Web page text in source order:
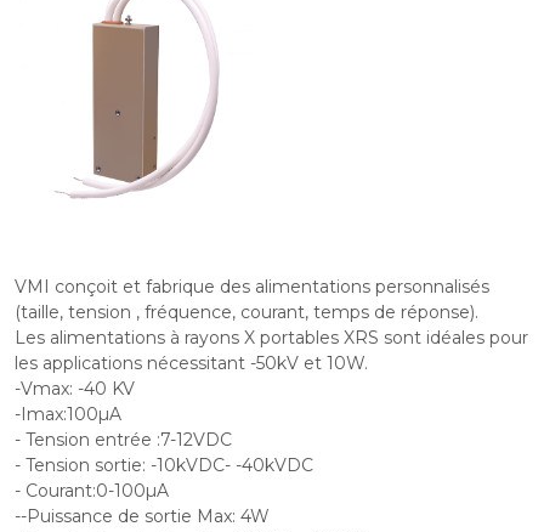
VMI conçoit et fabrique des alimentations personnalisés
(taille, tension , fréquence, courant, temps de réponse).
Les alimentations à rayons X portables XRS sont idéales pour
les applications nécessitant -50kV et 10W.
-Vmax: -40 KV
-Imax:100µA
- Tension entrée :7-12VDC
- Tension sortie: -10kVDC- -40kVDC
- Courant:0-100µA
--Puissance de sortie Max: 4W